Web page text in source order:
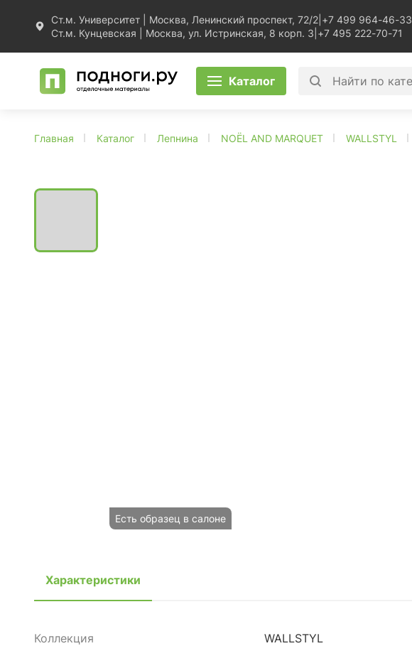
Ст.м. Университет | Москва, Ленинский проспект, 72/2 +7 499 964-46-33
Ст.м. Кунцевская | Москва, ул. Истринская, 8 корп. 3 +7 495 222-70-71
Каталог
Главная Каталог Лепнина NOЁL AND MARQUET WALLSTYL
Есть образец в салоне
Характеристики
Коллекция
WALLSTYL